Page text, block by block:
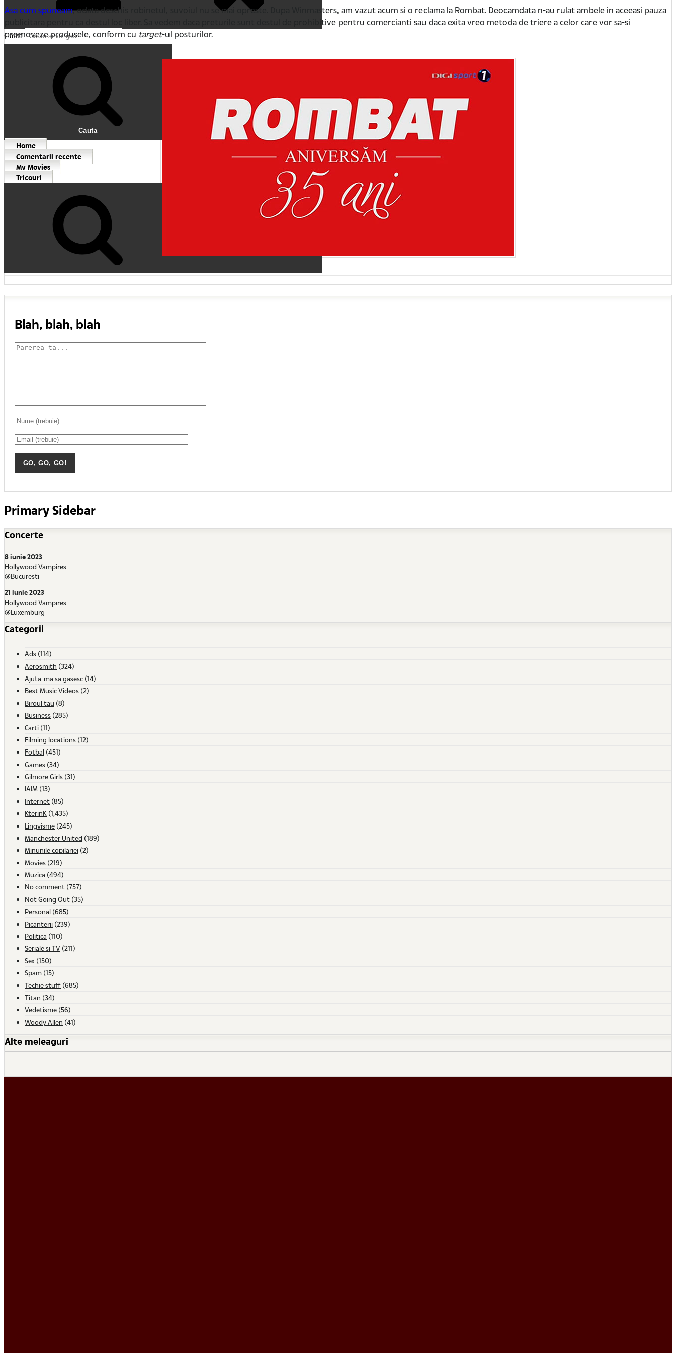
Cauta
Cauta
Home
Comentarii recente
My Movies
Tricouri
Asa cum spuneam, odata deschis robinetul, suvoiul nu se mai opreste. Dupa Winmasters, am vazut acum si o reclama la Rombat. Deocamdata n-au rulat ambele in aceeasi pauza
publicitara pentru ca destul loc liber. Sa vedem daca preturile sunt destul de prohibitive pentru comercianti sau daca exita vreo metoda de triere a celor care vor sa-si
promoveze produsele, conform cu target-ul posturilor.
Blah, blah, blah
Primary Sidebar
Concerte
8 iunie 2023
Hollywood Vampires
@Bucuresti
21 iunie 2023
Hollywood Vampires
@Luxemburg
Categorii
Ads (114)
Aerosmith (324)
Ajuta-ma sa gasesc (14)
Best Music Videos (2)
Biroul tau (8)
Business (285)
Carti (11)
Filming locations (12)
Fotbal (451)
Games (34)
Gilmore Girls (31)
IAIM (13)
Internet (85)
KterinK (1,435)
Lingvisme (245)
Manchester United (189)
Minunile copilariei (2)
Movies (219)
Muzica (494)
No comment (757)
Not Going Out (35)
Personal (685)
Picanterii (239)
Politica (110)
Seriale si TV (211)
Sex (150)
Spam (15)
Techie stuff (685)
Titan (34)
Vedetisme (56)
Woody Allen (41)
Alte meleaguri